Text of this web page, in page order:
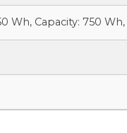
Wh, Capacity: 750